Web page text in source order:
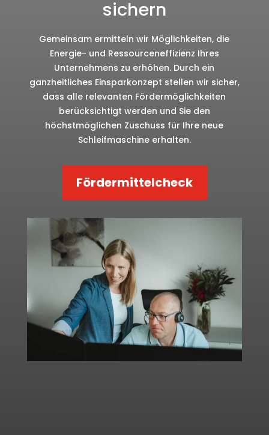
sichern
Gemeinsam ermitteln wir Möglichkeiten, die
Energie- und Ressourceneffizienz Ihres
Unternehmens zu erhöhen. Durch ein
ganzheitliches Einsparkonzept stellen wir sicher,
dass alle relevanten Fördermöglichkeiten
berücksichtigt werden und Sie den
höchstmöglichen Zuschuss für Ihre neue
Schleifmaschine erhalten.
Fördermittelcheck